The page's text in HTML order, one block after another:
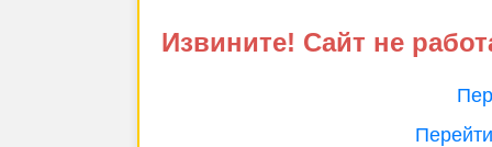
Извините! Сайт не